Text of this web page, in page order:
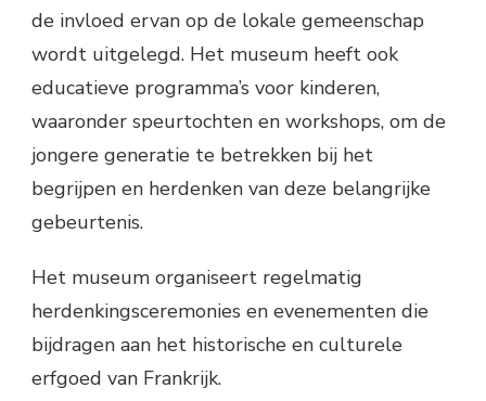
de invloed ervan op de lokale gemeenschap
wordt uitgelegd. Het museum heeft ook
educatieve programma’s voor kinderen,
waaronder speurtochten en workshops, om de
jongere generatie te betrekken bij het
begrijpen en herdenken van deze belangrijke
gebeurtenis.
Het museum organiseert regelmatig
herdenkingsceremonies en evenementen die
bijdragen aan het historische en culturele
erfgoed van Frankrijk.